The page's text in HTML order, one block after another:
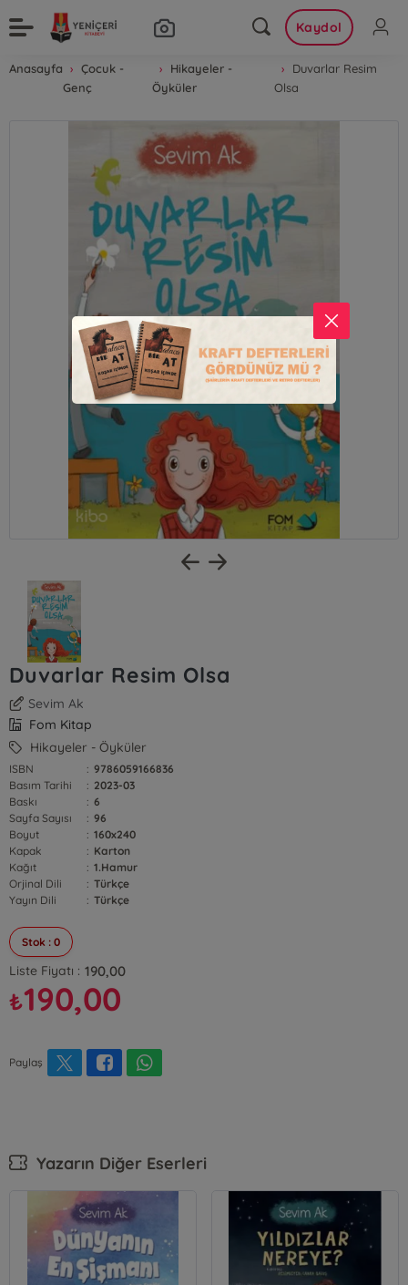
Kaydol
Anasayfa
Çocuk -
Genç
Hikayeler -
Öyküler
Duvarlar Resim
Olsa
Duvarlar Resim Olsa
Sevim Ak
Fom Kitap
Hikayeler - Öyküler
ISBN : 9786059166836
Basım Tarihi
: 2023-03
Baskı
: 6
Sayfa Sayısı
: 96
Boyut
: 160x240
Kapak
: Karton
Kağıt
: 1.Hamur
Orjinal Dili
: Türkçe
Yayın Dili
: Türkçe
Stok : 0
Liste Fiyatı : 190,00
₺190,00
Paylaş
Yazarın Diğer Eserleri